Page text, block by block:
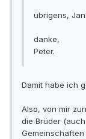
übrigens,
danke,
Peter.
Damit habe ich
Also, von mir
die Brüder